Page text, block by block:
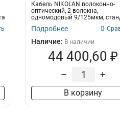
Кабель NIKOLAN волоконно-
оптический, 2 волокна,
одномодовый 9/125мкм,
G.652.D & G...
Подробнее
Наличие: В наличии
44 400,60 ₽
– +
В корзину